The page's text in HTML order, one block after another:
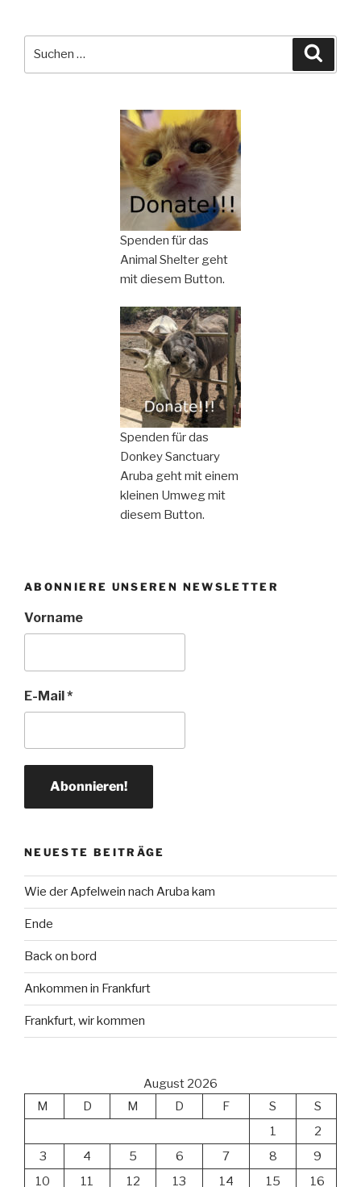
Spenden für das
Animal Shelter geht
mit diesem Button.
Spenden für das
Donkey Sanctuary
Aruba geht mit einem
kleinen Umweg mit
diesem Button.
ABONNIERE UNSEREN NEWSLETTER
Vorname
E-Mail*
NEUESTE BEITRÄGE
Wie der Apfelwein nach Aruba kam
Ende
Back on bord
Ankommen in Frankfurt
Frankfurt, wir kommen
August 2026
M
D M D F S
S
1
2
3
4 5 6 7 8
9
10
11 12 13 14 15
16